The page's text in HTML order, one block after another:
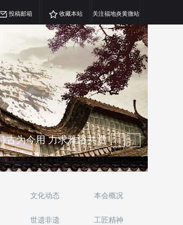
投稿邮箱 收藏本站 关注福地炎黄微站
民族瑰宝 宣传中华精英
古为今用 力求雅俗共赏
文化动态 本会概况
世遗非遗 工匠精神